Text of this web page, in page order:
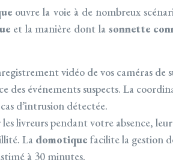
ouvre la voie à de nombreux
et la manière dont lasonnette
vidéo de vos caméras
événements suspects. La
d’intrusion détectée.
livreurs pendant votre absence,
La domotique facilite la gestion
à 30 minutes.